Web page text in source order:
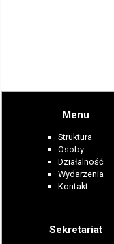
Menu
Struktura
Osoby
Działalność
Wydarzenia
Kontakt
Sekretariat